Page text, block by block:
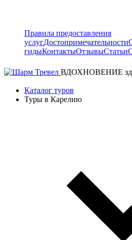
Правила предоставления
услугДостопримечательности
гидыКонтактыОтзывыСтатьи
ВДОХНОВЕНИЕ
Каталог туров
Туры в Карелию